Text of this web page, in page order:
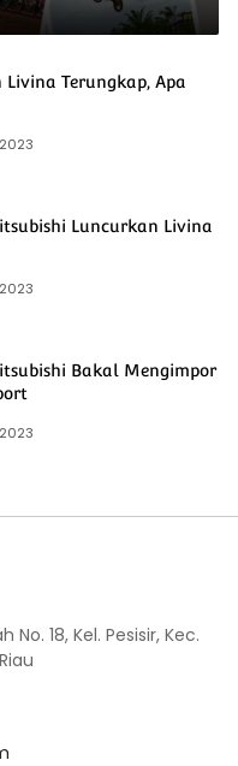
Livina Terungkap, Apa
Luncurkan Livina
Bakal Mengimpor
18, Kel. Pesisir, Kec.